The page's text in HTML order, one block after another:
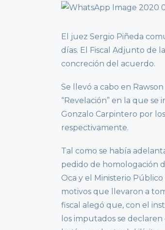
El juez Sergio Piñeda
días. El Fiscal Adjunto de
concreción del acuerdo.
Se llevó a cabo en
“Revelación” en la que
Gonzalo Carpintero por
respectivamente.
Tal como se había
pedido de homologación
Oca y el Ministerio
motivos que llevaron a
fiscal alegó que, con el
los imputados se